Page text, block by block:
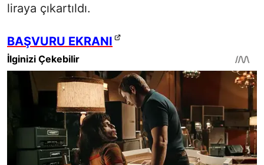
liraya çıkartıldı.
BAŞVURU EKRANI